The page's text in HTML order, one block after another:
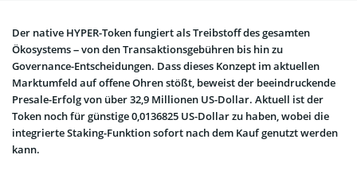
Der native HYPER-Token fungiert als Treibstoff des gesamten
Ökosystems – von den Transaktionsgebühren bis hin zu
Governance-Entscheidungen. Dass dieses Konzept im aktuellen
Marktumfeld auf offene Ohren stößt, beweist der beeindruckende
Presale-Erfolg von über 32,9 Millionen US-Dollar. Aktuell ist der
Token noch für günstige 0,0136825 US-Dollar zu haben, wobei die
integrierte Staking-Funktion sofort nach dem Kauf genutzt werden
kann.